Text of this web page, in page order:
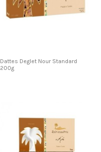
Dattes Deglet Nour Standard
200g